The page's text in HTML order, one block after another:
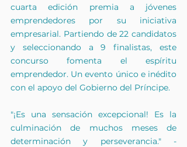
cuarta edición premia a jóvenes
emprendedores por su iniciativa
empresarial. Partiendo de 22 candidatos
y seleccionando a 9 finalistas, este
concurso fomenta el espíritu
emprendedor. Un evento único e inédito
con el apoyo del Gobierno del Príncipe.
"¡Es una sensación excepcional! Es la
culminación de muchos meses de
determinación y perseverancia." -